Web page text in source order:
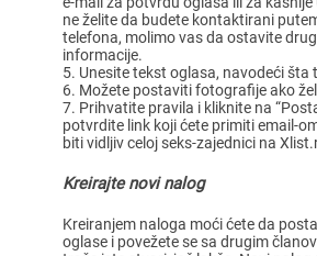
ne želite da budete kontaktirani
telefona, molimo vas da ostavite
informacije.
Unesite tekst oglasa, navodeći šta
Možete postaviti fotografije ako
Prihvatite pravila i kliknite na
potvrdite link koji ćete primiti email-
biti vidljiv celoj seks-zajednici na
Kreirajte novi nalog
Kreiranjem naloga moći ćete da
oglase i povežete se sa drugim